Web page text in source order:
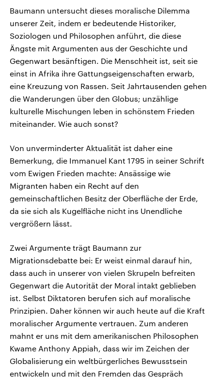
Baumann untersucht dieses moralische Dilemma
unserer Zeit, indem er bedeutende Historiker,
Soziologen und Philosophen anführt, die diese
Ängste mit Argumenten aus der Geschichte und
Gegenwart besänftigen. Die Menschheit ist, seit sie
einst in Afrika ihre Gattungseigenschaften erwarb,
eine Kreuzung von Rassen. Seit Jahrtausenden gehen
die Wanderungen über den Globus; unzählige
kulturelle Mischungen leben in schönstem Frieden
miteinander. Wie auch sonst?
Von unverminderter Aktualität ist daher eine
Bemerkung, die Immanuel Kant 1795 in seiner Schrift
vom Ewigen Frieden machte: Ansässige wie
Migranten haben ein Recht auf den
gemeinschaftlichen Besitz der Oberfläche der Erde,
da sie sich als Kugelfläche nicht ins Unendliche
vergrößern lässt.
Zwei Argumente trägt Baumann zur
Migrationsdebatte bei: Er weist einmal darauf hin,
dass auch in unserer von vielen Skrupeln befreiten
Gegenwart die Autorität der Moral intakt geblieben
ist. Selbst Diktatoren berufen sich auf moralische
Prinzipien. Daher können wir auch heute auf die Kraft
moralischer Argumente vertrauen. Zum anderen
mahnt er uns mit dem amerikanischen Philosophen
Kwame Anthony Appiah, dass wir im Zeichen der
Globalisierung ein weltbürgerliches Bewusstsein
entwickeln und mit den Fremden das Gespräch